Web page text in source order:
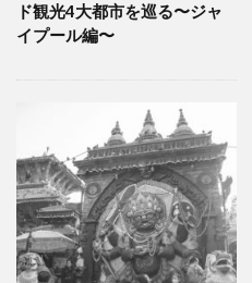
ド観光4大都市を巡る〜ジャ
イプール編〜